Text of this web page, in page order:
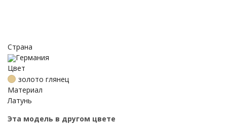
Страна
Германия
Цвет
золото глянец
Материал
Латунь
Эта модель в другом цвете